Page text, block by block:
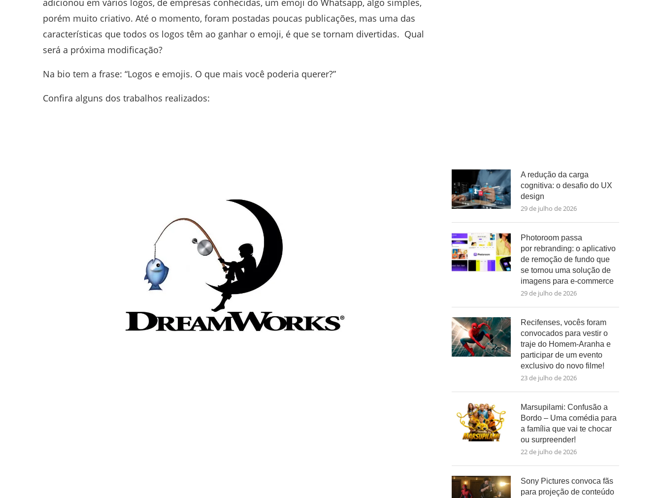
adicionou em vários logos, de empresas conhecidas, um emoji do Whatsapp, algo simples,
porém muito criativo. Até o momento, foram postadas poucas publicações, mas uma das
características que todos os logos têm ao ganhar o emoji, é que se tornam divertidas. Qual
será a próxima modificação?
Na bio tem a frase: “Logos e emojis. O que mais você poderia querer?”
Confira alguns dos trabalhos realizados:
A redução da carga
cognitiva: o desafio do UX
design
29 de julho de 2026
Photoroom passa
por rebranding: o aplicativo
de remoção de fundo que
se tornou uma solução de
imagens para e-commerce
29 de julho de 2026
Recifenses, vocês foram
convocados para vestir o
traje do Homem-Aranha e
participar de um evento
exclusivo do novo filme!
23 de julho de 2026
Marsupilami: Confusão a
Bordo – Uma comédia para
a família que vai te chocar
ou surpreender!
22 de julho de 2026
Sony Pictures convoca fãs
para projeção de conteúdo